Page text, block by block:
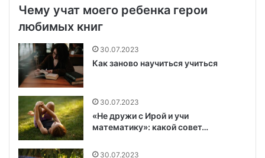
Чему учат моего ребенка герои
любимых книг
30.07.2023
Как заново научиться учиться
30.07.2023
«Не дружи с Ирой и учи
математику»: какой совет…
30.07.2023